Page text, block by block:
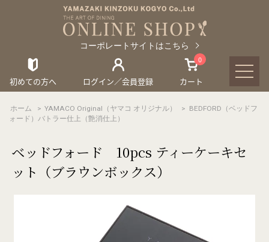
コーポレートサイトはこちら
初めての方へ ログイン／会員登録
0
カート
ホーム > YAMACO Original（ヤマコ オリジナル） > BEDFORD（ベッドフ
ォード）バトラー仕上（艶消仕上）
ベッドフォード 10pcs ティーケーキセ
ット（ブラウンボックス）